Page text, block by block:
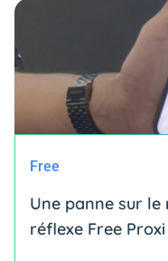
Free
Une panne sur le
réflexe Free Proxi